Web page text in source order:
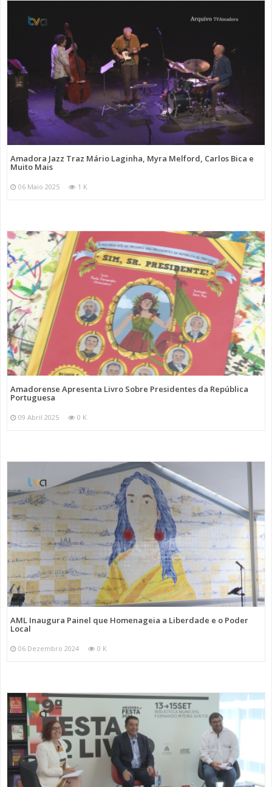
Amadora Jazz Traz Mário Laginha, Myra Melford, Carlos Bica e
Muito Mais
06 Maio 2025 1 K
Amadorense Apresenta Livro Sobre Presidentes da República
Portuguesa
09 Abril 2025 0 K
AML Inaugura Painel que Homenageia a Liberdade e o Poder
Local
06 Dezembro 2024 0 K